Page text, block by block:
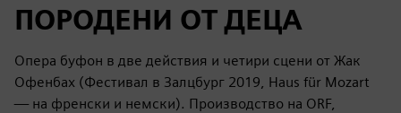
ПОРОДЕНИ ОТ ДЕЦА
Опера буфон в две действия и четири сцени от Жак
Офенбах (Фестивал в Залцбург 2019, Haus für Mozart
— на френски и немски). Производство на ORF,